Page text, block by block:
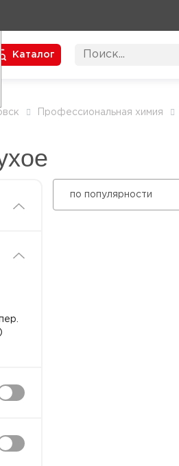
Каталог
Профессиональная химия
по популярности